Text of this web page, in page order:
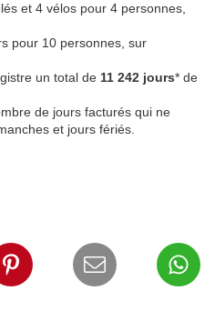
et 4 vélos pour 4 personnes,
pour 10 personnes, sur
un total de 11 242 jours* de
de jours facturés qui ne
et jours fériés.